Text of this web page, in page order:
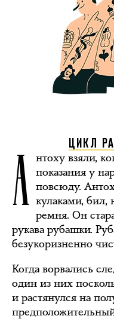
ЦИКЛ
А нтоху взяли,
показания у
повсюду.
кулаками, бил,
ремня. Он
рукава рубашки.
безукоризненно
Когда ворвались
один из них
и растянулся на